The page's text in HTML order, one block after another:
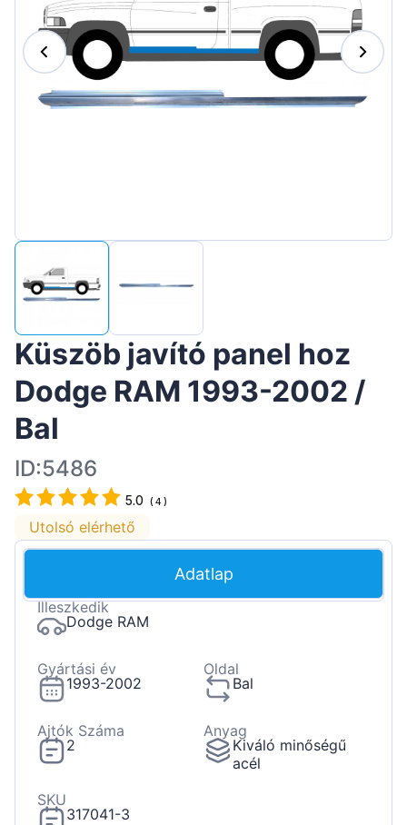
Suomen
Lietuvių
Hrvatski
Português
Küszöb javító panel hoz
Dodge RAM 1993-2002 /
Bal
ID:5486
5.0 (4 )
Utolsó elérhető
Adatlap
Illeszkedik
Dodge RAM
Gyártási év
1993-2002
Oldal
Bal
Ajtók Száma
2
Anyag
Kiváló minőségű
acél
SKU
317041-3